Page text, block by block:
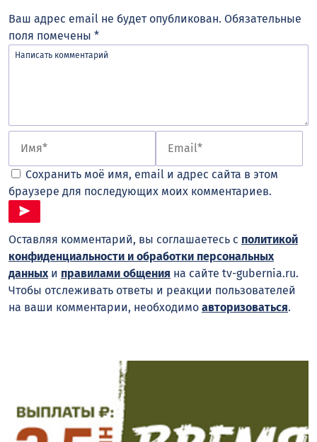
Ваш адрес email не будет опубликован. Обязательные
поля помечены *
Сохранить моё имя, email и адрес сайта в этом
браузере для последующих моих комментариев.
Оставляя комментарий, вы соглашаетесь с политикой
конфиденциальности и обработки персональных
данныхи правилами общения на сайте tv-gubernia.ru.
Чтобы отслеживать ответы и реакции пользователей
на ваши комментарии, необходимо авторизоваться.